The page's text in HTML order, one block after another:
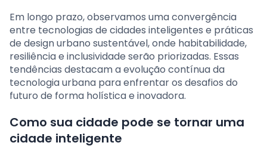
Em longo prazo, observamos uma convergência
entre tecnologias de cidades inteligentes e práticas
de design urbano sustentável, onde habitabilidade,
resiliência e inclusividade serão priorizadas. Essas
tendências destacam a evolução contínua da
tecnologia urbana para enfrentar os desafios do
futuro de forma holística e inovadora.
Como sua cidade pode se tornar uma
cidade inteligente